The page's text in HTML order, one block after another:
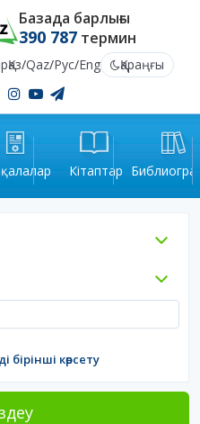
Базада барлығы
390 787термин
Қаз/Qaz/Рус/Eng
Қараңғы
Кітаптар
бірінші көрсету